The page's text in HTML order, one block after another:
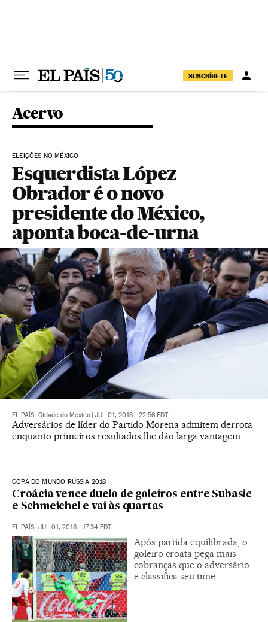
SUSCRÍBETE
Acervo
ELEIÇÕES NO MÉXICO
Esquerdista López
Obrador é o novo
presidente do México,
aponta boca-de-urna
EL PAÍS Cidade do México JUL 01, 2018 - 22:56 EDT
Adversários de líder do Partido Morena admitem derrota
enquanto primeiros resultados lhe dão larga vantagem
COPA DO MUNDO RÚSSIA 2018
Croácia vence duelo de goleiros entre Subasic
e Schmeichel e vai às quartas
EL PAÍS JUL 01, 2018 - 17:34 EDT
Após partida equilibrada, o
goleiro croata pega mais
cobranças que o adversário
e classifica seu time